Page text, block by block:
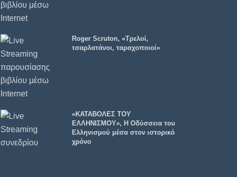
Roger Scruton, «Τρελοί,
τσαρλατάνοι, ταραχοποιοί»
«ΚΑΤΑΒΟΛΕΣ ΤΟΥ
ΕΛΛΗΝΙΣΜΟΥ», Η Οδύσσεια του
Ελληνισμού μέσα στον ιστορικό
χρόνο